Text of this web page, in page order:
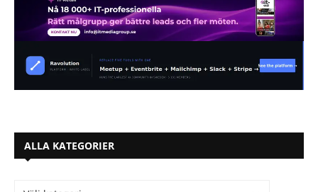
ALLA KATEGORIER